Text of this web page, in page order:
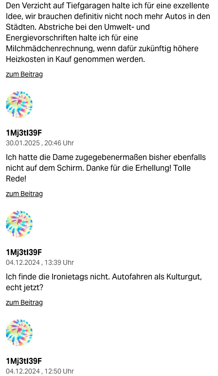
Den Verzicht auf Tiefgaragen halte ich für eine exzellente
Idee, wir brauchen definitiv nicht noch mehr Autos in den
Städten. Abstriche bei den Umwelt- und
Energievorschriften halte ich für eine
Milchmädchenrechnung, wenn dafür zukünftig höhere
Heizkosten in Kauf genommen werden.
zum Beitrag
1Mj3tI39F
30.01.2025 , 20:46 Uhr
Ich hatte die Dame zugegebenermaßen bisher ebenfalls
nicht auf dem Schirm. Danke für die Erhellung! Tolle
Rede!
zum Beitrag
1Mj3tI39F
04.12.2024 , 13:39 Uhr
Ich finde die Ironietags nicht. Autofahren als Kulturgut,
echt jetzt?
zum Beitrag
1Mj3tI39F
04.12.2024 , 12:50 Uhr